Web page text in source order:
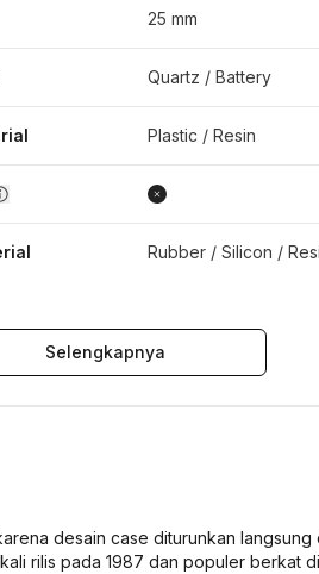
25 mm
Quartz / Battery
Plastic / Resin
Rubber / Silicon /
Selengkapnya
desain case diturunkan
rilis pada 1987 dan populer berkat